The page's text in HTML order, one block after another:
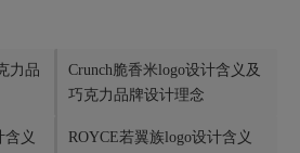
力品
Crunch脆香米logo设计含义及
巧克力品牌设计理念
含义
ROYCE若翼族logo设计含义